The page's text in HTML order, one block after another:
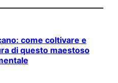
come coltivare e
di questo maestoso